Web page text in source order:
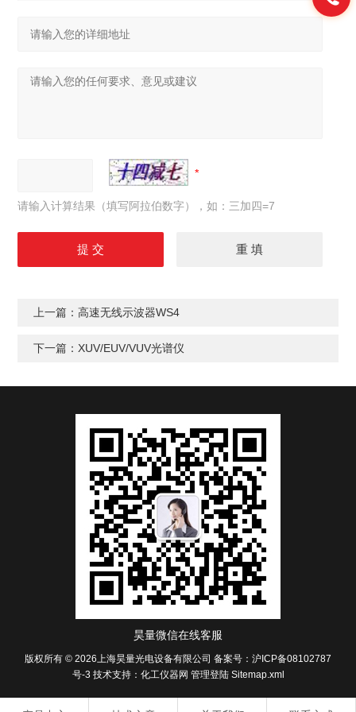
请输入计算结果（填写阿拉伯数字），如：三加四=7
上一篇：高速无线示波器WS4
下一篇： XUV/EUV/VUV光谱仪
昊量微信在线客服
版权所有 © 2026上海昊量光电设备有限公司 备案号：沪ICP备08102787
号-3 技术支持： 化工仪器网 管理登陆 Sitemap.xml